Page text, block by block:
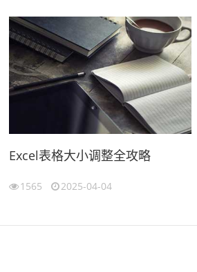
Excel表格大小调整全攻略
1565 2025-04-04